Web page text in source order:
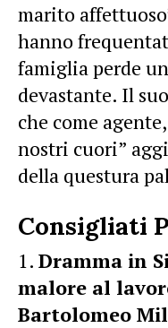
marito
hanno
famiglia perde
devastante. Il
che come
nostri cuori”
della questura
Consigliati
Dramma in
malore al
Bartolomeo